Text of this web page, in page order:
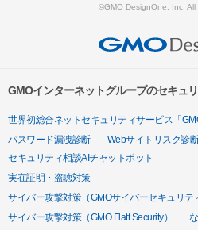
©GMO DesignOne, Inc. All
GMOインターネットグループのセキュ
世界初総合ネットセキュリティサービス「
パスワード漏洩診断
Webサイトリスク診断
セキュリティ相談AIチャットボット
実在証明・盗聴対策
サイバー攻撃対策（GMOサイバーセキュリテ
サイバー攻撃対策（GMO Flatt Security）